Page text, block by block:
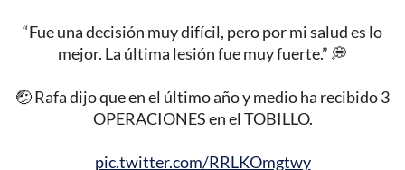
“Fue una decisión muy difícil, pero por mi salud es lo
mejor. La última lesión fue muy fuerte.” 💭
🤕 Rafa dijo que en el último año y medio ha recibido 3
OPERACIONES en el TOBILLO.
pic.twitter.com/RRLKOmgtwy